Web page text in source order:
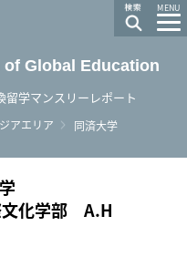
MENU
Global Education
学マンスリーレポート
アエリア
同済大学
化学部 A.H